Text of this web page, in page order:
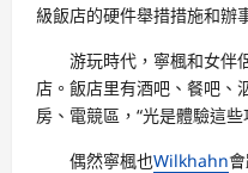
級飯店的硬件舉措措施和辦
游玩時代，寧楓和女伴
店。飯店里有酒吧、餐吧、
房、電競區，“光是體驗這
偶然寧楓也Wilkhahn